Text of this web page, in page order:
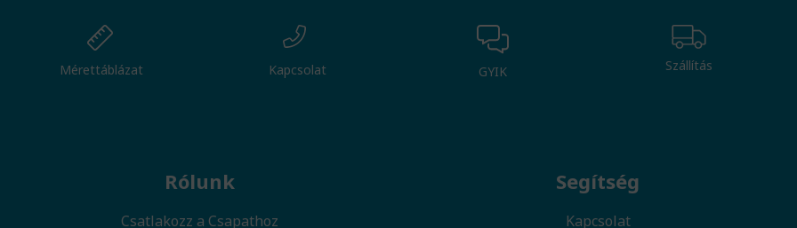
Mérettáblázat Kapcsolat GYIK Szállítás
Rólunk
Csatlakozz a Csapathoz
Segítség
Kapcsolat